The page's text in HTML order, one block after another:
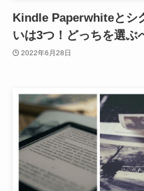
Kindle Paperwhiteとシ
いは3つ！どっちを選ぶ
2022年6月28日